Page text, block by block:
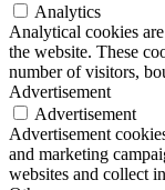
Analytics
Analytical cookies
the website. These
number of visitors,
Advertisement
Advertisement
Advertisement
and marketing
websites and collect